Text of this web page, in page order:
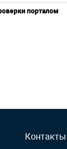
порталом
Контакты